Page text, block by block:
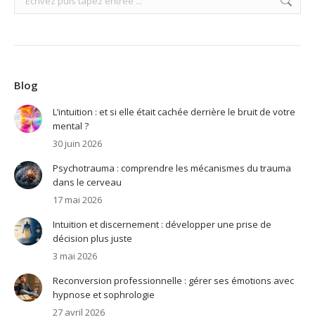
Blog
L’intuition : et si elle était cachée derrière le bruit de votre
mental ?
30 juin 2026
Psychotrauma : comprendre les mécanismes du trauma
dans le cerveau
17 mai 2026
Intuition et discernement : développer une prise de
décision plus juste
3 mai 2026
Reconversion professionnelle : gérer ses émotions avec
hypnose et sophrologie
27 avril 2026